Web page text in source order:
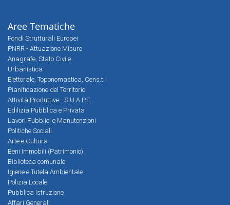
Aree Tematiche
Fondi Strutturali Europei
PNRR - Attuazione Misure
Anagrafe, Stato Civile
Urbanistica
Elettorale, Toponomastica, Cens.ti
Pianificazione del Territorio
Attività Produttive - S.U.A.P.E.
Edilizia Pubblica e Privata
Lavori Pubblici e Manutenzioni
Politiche Sociali
Arte e Cultura
Beni Immobili (Patrimonio)
Biblioteca comunale
Igiene e Tutela Ambientale
Polizia Locale
Pubblica Istruzione
Affari Generali